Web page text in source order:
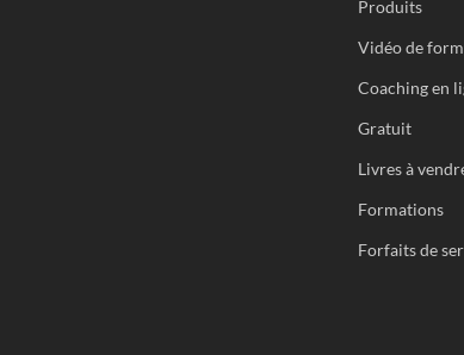
Produits
Vidéo de
Coaching en
Gratuit
Livres à
Formations
Forfaits de